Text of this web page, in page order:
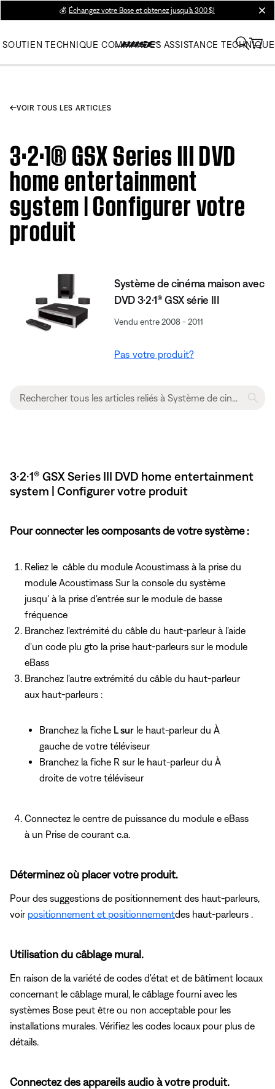
💰 Échangez votre Bose et obtenez jusqu’à 300 $!
SOUTIEN TECHNIQUE COMMANDES ASSISTANCE TECHNIQUE
VOIR TOUS LES ARTICLES
3·2·1® GSX Series III DVD
home entertainment
system | Configurer votre
produit
Système de cinéma maison avec
DVD 3·2·1® GSX série III
Vendu entre 2008 - 2011
Pas votre produit?
3·2·1® GSX Series III DVD home entertainment
system | Configurer votre produit
Pour connecter les composants de votre système :
Reliez le câble du module Acoustimass à la prise du
module Acoustimass Sur la console du système
jusqu' à la prise d'entrée sur le module de basse
fréquence
Branchez l'extrémité du câble du haut-parleur à l'aide
d'un code plu gto la prise haut-parleurs sur le module
eBass
Branchez l'autre extrémité du câble du haut-parleur
aux haut-parleurs :
Branchez la fiche L sur le haut-parleur du À
gauche de votre téléviseur
Branchez la fiche R sur le haut-parleur du À
droite de votre téléviseur
Connectez le centre de puissance du module e eBass
à un Prise de courant c.a.
Déterminez où placer votre produit.
Pour des suggestions de positionnement des haut-parleurs,
voir positionnement et positionnementdes haut-parleurs .
Utilisation du câblage mural.
En raison de la variété de codes d'état et de bâtiment locaux
concernant le câblage mural, le câblage fourni avec les
systèmes Bose peut être ou non acceptable pour les
installations murales. Vérifiez les codes locaux pour plus de
détails.
Connectez des appareils audio à votre produit.